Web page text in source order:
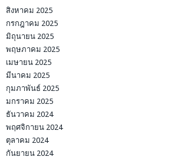
สิงหาคม 2025
กรกฎาคม 2025
มิถุนายน 2025
พฤษภาคม 2025
เมษายน 2025
มีนาคม 2025
กุมภาพันธ์ 2025
มกราคม 2025
ธันวาคม 2024
พฤศจิกายน 2024
ตุลาคม 2024
กันยายน 2024